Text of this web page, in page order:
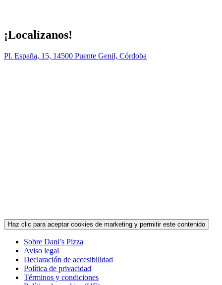
¡Localízanos!
Pl. España, 15, 14500 Puente Genil, Córdoba
Haz clic para aceptar cookies de marketing y permitir este contenido
Sobre Dani’s Pizza
Aviso legal
Declaración de accesibilidad
Política de privacidad
Términos y condiciones